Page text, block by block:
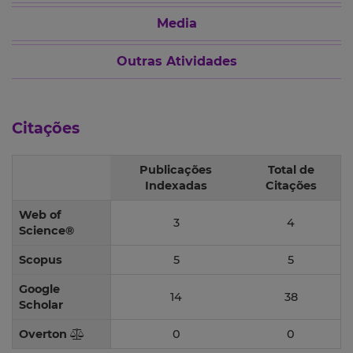
Media
Outras Atividades
Citações
Publicações
Indexadas
Total de
Citações
Web of
Science®
3 4
Scopus 5 5
Google
Scholar
14 38
Overton 0 0